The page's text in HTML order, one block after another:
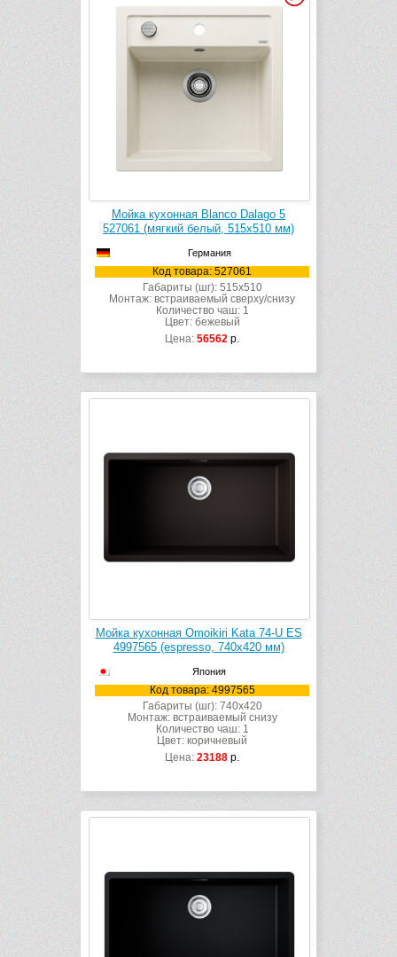
Мойка кухонная Blanco Dalago 5
527061 (мягкий белый, 515х510 мм)
Германия
Код товара: 527061
Габариты (шг): 515x510
Монтаж: встраиваемый сверху/снизу
Количество чаш: 1
Цвет: бежевый
Цена: 56562 р.
Мойка кухонная Omoikiri Kata 74-U ES
4997565 (espresso, 740х420 мм)
Япония
Код товара: 4997565
Габариты (шг): 740x420
Монтаж: встраиваемый снизу
Количество чаш: 1
Цвет: коричневый
Цена: 23188 р.